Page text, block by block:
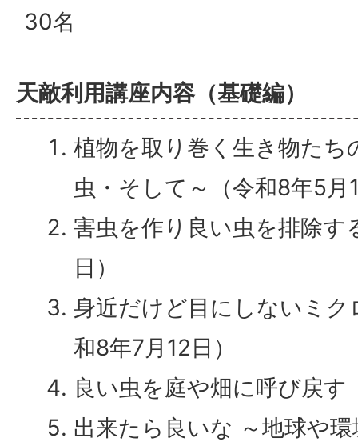
30名
天敵利用講座内容（基礎編）
植物を取り巻く生き物たち
虫・そして～（令和8年5月
害虫を作り良い虫を排除す
日）
身近だけど目にしないミ
和8年7月12日）
良い虫を庭や畑に呼び戻す
出来たら良いな ～地球や